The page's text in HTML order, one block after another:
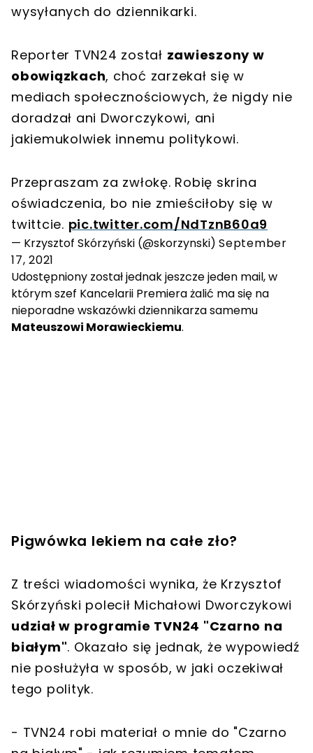
wysyłanych do dziennikarki.
Reporter TVN24 został zawieszony w
obowiązkach, choć zarzekał się w
mediach społecznościowych, że nigdy nie
doradzał ani Dworczykowi, ani
jakiemukolwiek innemu politykowi.
Przepraszam za zwłokę. Robię skrina
oświadczenia, bo nie zmieściłoby się w
twittcie. pic.twitter.com/NdTznB60a9
— Krzysztof Skórzyński (@skorzynski) September
17, 2021
Udostępniony został jednak jeszcze jeden mail, w
którym szef Kancelarii Premiera żalić ma się na
nieporadne wskazówki dziennikarza samemu
Mateuszowi Morawieckiemu.
Pigwówka lekiem na całe zło?
Z treści wiadomości wynika, że Krzysztof
Skórzyński polecił Michałowi Dworczykowi
udział w programie TVN24 "Czarno na
białym". Okazało się jednak, że wypowiedź
nie posłużyła w sposób, w jaki oczekiwał
tego polityk.
- TVN24 robi materiał o mnie do "Czarno